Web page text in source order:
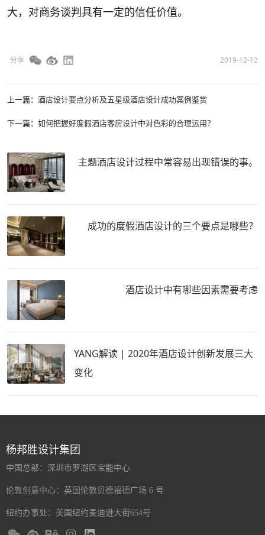
大，对商务谈判具有一定的信任价值。
分享 2019-12-12
上一篇： 酒店设计要点分析及五星级酒店设计成功案例鉴赏
下一篇： 如何把握好度假酒店客房设计中对色彩的合理运用？
主题酒店设计过程中常容易出现错误的事。
成功的度假酒店设计的三个要点是哪些？
酒店设计中有哪些因素需要考虑
YANG解读 | 2020年酒店设计创新发展三大
变化
杨邦胜设计集团
中国总部：深圳市罗湖区宝能中心
伦敦创意中心：英国伦敦贝德福德广场 6 号
纽约办事处：美国纽约麦迪逊大街654号